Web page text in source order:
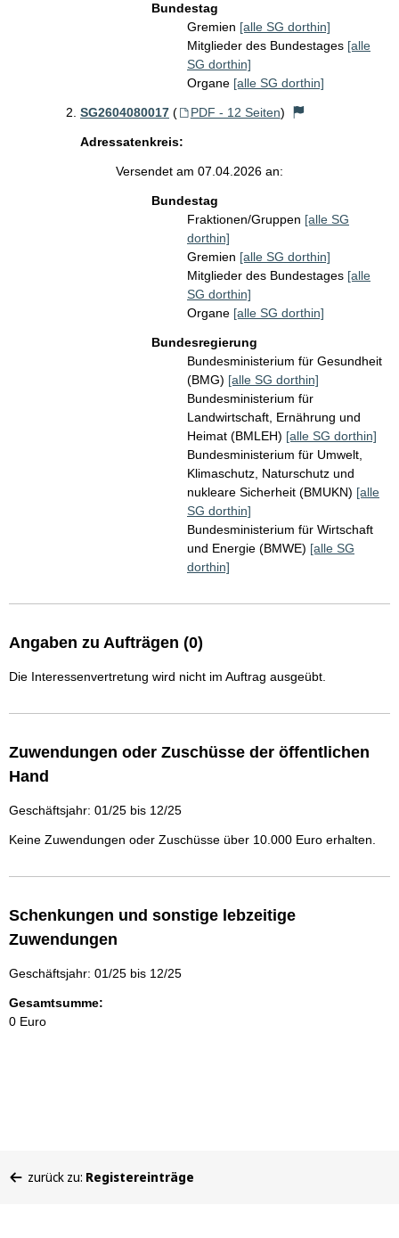
Bundestag
Gremien [alle SG dorthin]
Mitglieder des Bundestages [alle
SG dorthin]
Organe [alle SG dorthin]
SG2604080017 ( PDF - 12 Seiten)
Adressatenkreis:
Versendet am 07.04.2026 an:
Bundestag
Fraktionen/Gruppen [alle SG
dorthin]
Gremien [alle SG dorthin]
Mitglieder des Bundestages [alle
SG dorthin]
Organe [alle SG dorthin]
Bundesregierung
Bundesministerium für Gesundheit
(BMG) [alle SG dorthin]
Bundesministerium für
Landwirtschaft, Ernährung und
Heimat (BMLEH) [alle SG dorthin]
Bundesministerium für Umwelt,
Klimaschutz, Naturschutz und
nukleare Sicherheit (BMUKN) [alle
SG dorthin]
Bundesministerium für Wirtschaft
und Energie (BMWE) [alle SG
dorthin]
Angaben zu Aufträgen (0)
Die Interessenvertretung wird nicht im Auftrag ausgeübt.
Zuwendungen oder Zuschüsse der öffentlichen
Hand
Geschäftsjahr: 01/25 bis 12/25
Keine Zuwendungen oder Zuschüsse über 10.000 Euro erhalten.
Schenkungen und sonstige lebzeitige
Zuwendungen
Geschäftsjahr: 01/25 bis 12/25
Gesamtsumme:
0 Euro
befinden
zurück zu: Registereinträge